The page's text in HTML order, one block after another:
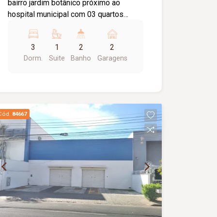
bairro jardim botânico próximo ao
hospital municipal com 03 quartos
box blindex, armário sob pia e espelho,
sala em dois ambientes, cozinha toda
planejada com armários, coifa e
coberta, portão eletrônico, concertina.
3
Dorm.
1
Suite
2
Banho
2
Garagens
84667